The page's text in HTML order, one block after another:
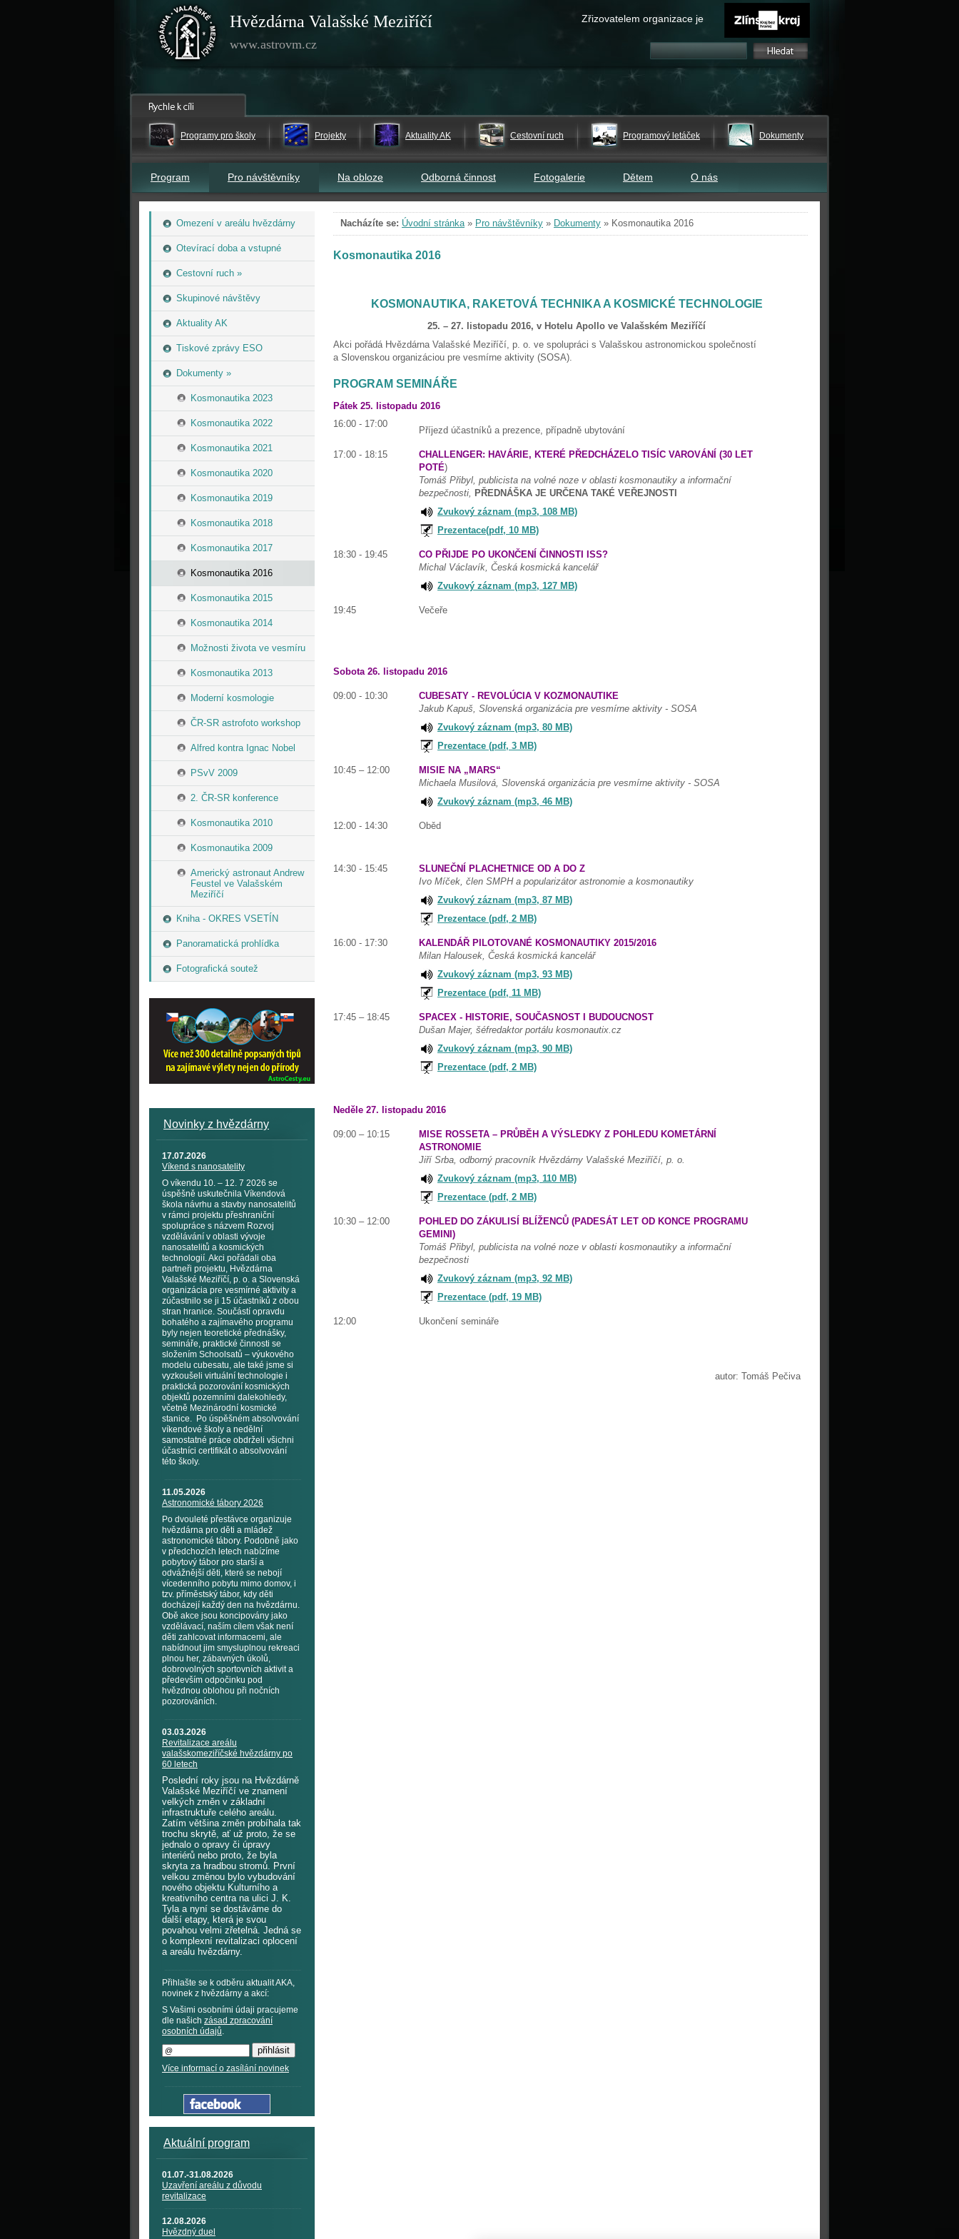
Hvězdárna Valašské Meziříčí
www.astrovm.cz
Zřizovatelem organizace je
Programy pro školy Projekty Aktuality AK Cestovní ruch Programový letáček Dokumenty
Program Pro návštěvníky Na obloze Odborná činnost Fotogalerie Dětem O nás
Omezení v areálu hvězdárny
Otevírací doba a vstupné
Cestovní ruch »
Skupinové návštěvy
Aktuality AK
Tiskové zprávy ESO
Dokumenty »
Kosmonautika 2023
Kosmonautika 2022
Kosmonautika 2021
Kosmonautika 2020
Kosmonautika 2019
Kosmonautika 2018
Kosmonautika 2017
Kosmonautika 2016
Kosmonautika 2015
Kosmonautika 2014
Možnosti života ve vesmíru
Kosmonautika 2013
Moderní kosmologie
ČR-SR astrofoto workshop
Alfred kontra Ignac Nobel
PSvV 2009
2. ČR-SR konference
Kosmonautika 2010
Kosmonautika 2009
Americký astronaut Andrew
Feustel ve Valašském
Meziříčí
Kniha - OKRES VSETÍN
Panoramatická prohlídka
Fotografická soutež
Novinky z hvězdárny
17.07.2026
Víkend s nanosatelity
O víkendu 10. – 12. 7 2026 se
úspěšně uskutečnila Víkendová
škola návrhu a stavby nanosatelitů
v rámci projektu přeshraniční
spolupráce s názvem Rozvoj
vzdělávání v oblasti vývoje
nanosatelitů a kosmických
technologií. Akci pořádali oba
partneři projektu, Hvězdárna
Valašské Meziříčí, p. o. a Slovenská
organizácia pre vesmírné aktivity a
zúčastnilo se ji 15 účastníků z obou
stran hranice. Součástí opravdu
bohatého a zajímavého programu
byly nejen teoretické přednášky,
semináře, praktické činnosti se
složením Schoolsatů – výukového
modelu cubesatu, ale také jsme si
vyzkoušeli virtuální technologie i
praktická pozorování kosmických
objektů pozemními dalekohledy,
včetně Mezinárodní kosmické
stanice. Po úspěšném absolvování
víkendové školy a nedělní
samostatné práce obdrželi všichni
účastníci certifikát o absolvování
této školy.
11.05.2026
Astronomické tábory 2026
Po dvouleté přestávce organizuje
hvězdárna pro děti a mládež
astronomické tábory. Podobně jako
v předchozích letech nabízíme
pobytový tábor pro starší a
odvážnější děti, které se nebojí
vícedenního pobytu mimo domov, i
tzv. příměstský tábor, kdy děti
docházejí každý den na hvězdárnu.
Obě akce jsou koncipovány jako
vzdělávací, naším cílem však není
děti zahlcovat informacemi, ale
nabídnout jim smysluplnou rekreaci
plnou her, zábavných úkolů,
dobrovolných sportovních aktivit a
především odpočinku pod
hvězdnou oblohou při nočních
pozorováních.
03.03.2026
Revitalizace areálu
valašskomeziříčské hvězdárny po
60 letech
Poslední roky jsou na Hvězdárně
Valašské Meziříčí ve znamení
velkých změn v základní
infrastruktuře celého areálu.
Zatím většina změn probíhala tak
trochu skrytě, ať už proto, že se
jednalo o opravy či úpravy
interiérů nebo proto, že byla
skryta za hradbou stromů. První
velkou změnou bylo vybudování
nového objektu Kulturního a
kreativního centra na ulici J. K.
Tyla a nyní se dostáváme do
další etapy, která je svou
povahou velmi zřetelná. Jedná se
o komplexní revitalizaci oplocení
a areálu hvězdárny.
Přihlašte se k odběru aktualit AKA,
novinek z hvězdárny a akcí:
S Vašimi osobními údaji pracujeme
dle našich zásad zpracování
osobních údajů.
Více informací o zasílání novinek
Aktuální program
01.07.-31.08.2026
Uzavření areálu z důvodu
revitalizace
12.08.2026
Hvězdný duel
Nacházíte se: Úvodní stránka» Pro návštěvníky » Dokumenty » Kosmonautika 2016
Kosmonautika 2016
KOSMONAUTIKA, RAKETOVÁ TECHNIKA A KOSMICKÉ TECHNOLOGIE
25. – 27. listopadu 2016, v Hotelu Apollo ve Valašském Meziříčí
Akci pořádá Hvězdárna Valašské Meziříčí, p. o. ve spolupráci s Valašskou astronomickou společností
a Slovenskou organizáciou pre vesmírne aktivity (SOSA).
PROGRAM SEMINÁŘE
Pátek 25. listopadu 2016
16:00 - 17:00
Příjezd účastníků a prezence, případně ubytování
17:00 - 18:15
CHALLENGER: HAVÁRIE, KTERÉ PŘEDCHÁZELO TISÍC VAROVÁNÍ (30 LET
POTÉ)
Tomáš Přibyl, publicista na volné noze v oblasti kosmonautiky a informační
bezpečnosti, PŘEDNÁŠKA JE URČENA TAKÉ VEŘEJNOSTI
Zvukový záznam (mp3, 108 MB)
Prezentace(pdf, 10 MB)
18:30 - 19:45
CO PŘIJDE PO UKONČENÍ ČINNOSTI ISS?
Michal Václavík, Česká kosmická kancelář
Zvukový záznam (mp3, 127 MB)
19:45 Večeře
Sobota 26. listopadu 2016
09:00 - 10:30
CUBESATY - REVOLÚCIA V KOZMONAUTIKE
Jakub Kapuš, Slovenská organizácia pre vesmírne aktivity - SOSA
Zvukový záznam (mp3, 80 MB)
Prezentace (pdf, 3 MB)
10:45 – 12:00
MISIE NA „MARS“
Michaela Musilová, Slovenská organizácia pre vesmírne aktivity - SOSA
Zvukový záznam (mp3, 46 MB)
12:00 - 14:30 Oběd
14:30 - 15:45
SLUNEČNÍ PLACHETNICE OD A DO Z
Ivo Míček, člen SMPH a popularizátor astronomie a kosmonautiky
Zvukový záznam (mp3, 87 MB)
Prezentace (pdf, 2 MB)
16:00 - 17:30
KALENDÁŘ PILOTOVANÉ KOSMONAUTIKY 2015/2016
Milan Halousek, Česká kosmická kancelář
Zvukový záznam (mp3, 93 MB)
Prezentace (pdf, 11 MB)
17:45 – 18:45
SPACEX - HISTORIE, SOUČASNOST I BUDOUCNOST
Dušan Majer, šéfredaktor portálu kosmonautix.cz
Zvukový záznam (mp3, 90 MB)
Prezentace (pdf, 2 MB)
Neděle 27. listopadu 2016
09:00 – 10:15
MISE ROSSETA – PRŮBĚH A VÝSLEDKY Z POHLEDU KOMETÁRNÍ
ASTRONOMIE
Jiří Srba, odborný pracovník Hvězdárny Valašské Meziříčí, p. o.
Zvukový záznam (mp3, 110 MB)
Prezentace (pdf, 2 MB)
10:30 – 12:00
POHLED DO ZÁKULISÍ BLÍŽENCŮ (PADESÁT LET OD KONCE PROGRAMU
GEMINI)
Tomáš Přibyl, publicista na volné noze v oblasti kosmonautiky a informační
bezpečnosti
Zvukový záznam (mp3, 92 MB)
Prezentace (pdf, 19 MB)
12:00 Ukončení semináře
autor: Tomáš Pečiva